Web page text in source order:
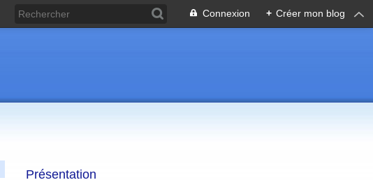
Connexion + Créer mon blog
Présentation